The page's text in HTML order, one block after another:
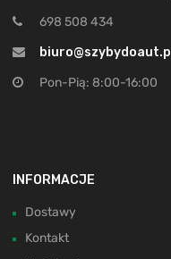
698 508 434
biuro@szybydoaut.pl
Pon-Pią: 8:00-16:00
INFORMACJE
Dostawy
Kontakt